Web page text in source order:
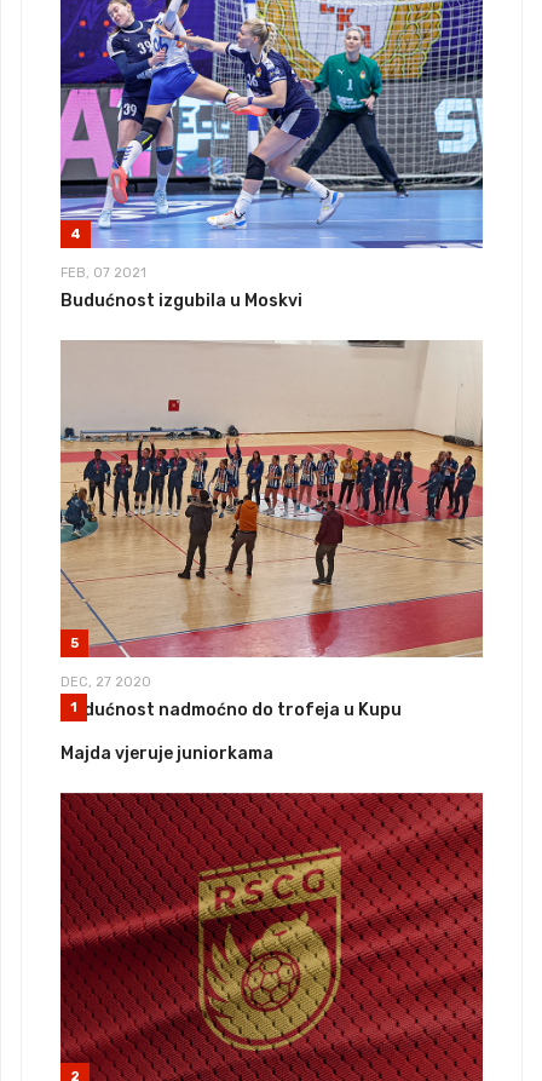
4
FEB, 07 2021
Budućnost izgubila u Moskvi
5
DEC, 27 2020
Budućnost nadmoćno do trofeja u Kupu
1
Majda vjeruje juniorkama
2